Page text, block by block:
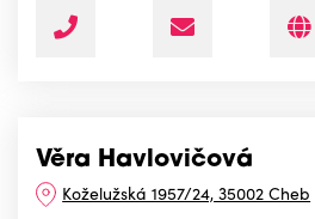
Věra Havlovičová
Koželužská 1957/24, 35002 Cheb